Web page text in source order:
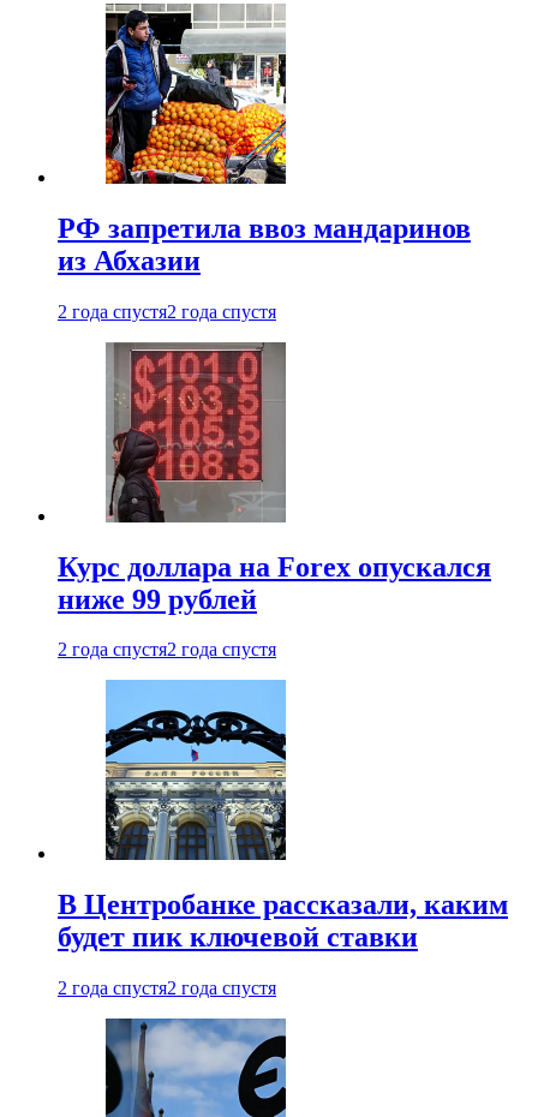
РФ запретила ввоз мандаринов
из Абхазии
2 года спустя2 года спустя
Курс доллара на Forex опускался
ниже 99 рублей
2 года спустя2 года спустя
В Центробанке рассказали, каким
будет пик ключевой ставки
2 года спустя2 года спустя